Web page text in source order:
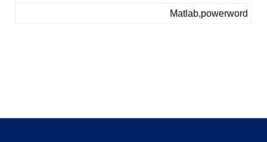
Matlab,powerword